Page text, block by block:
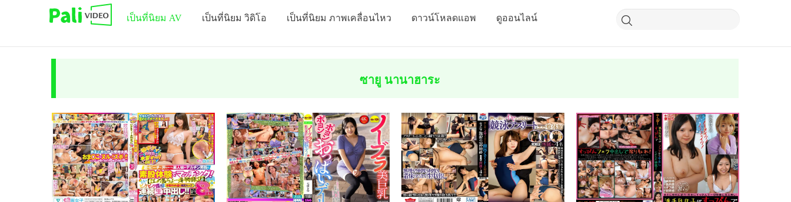
เป็นที่นิยม AV เป็นที่นิยม วิดิโอ เป็นที่นิยม ภาพเคลื่อนไหว ดาวน์โหลดแอพ ดูออนไลน์
ซายู นานาฮาระ